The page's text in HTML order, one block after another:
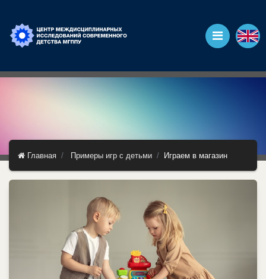
Главная Примеры игр с детьми Играем в магазин